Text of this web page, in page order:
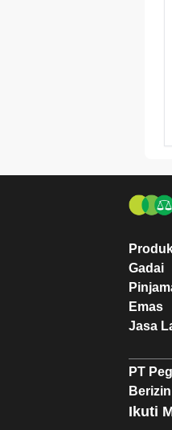
Gadai
Emas
Jasa
PT
Ikuti